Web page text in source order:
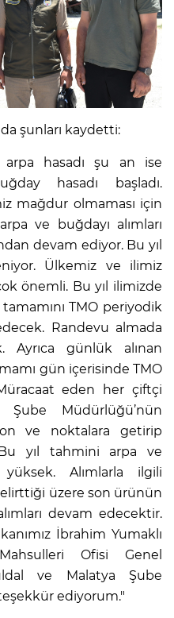
şunları kaydetti:
hasadı şu an ise
hasadı başladı.
mağdur olmaması için
ve buğdayı alımları
devam ediyor. Bu yıl
Ülkemiz ve ilimiz
önemli. Bu yıl ilimizde
TMO periyodik
Randevu almada
Ayrıca günlük alınan
gün içerisinde TMO
eden her çiftçi
Müdürlüğü’nün
ve noktalara getirip
yıl tahmini arpa ve
Alımlarla ilgili
üzere son ürünün
devam edecektir.
İbrahim Yumaklı
Ofisi Genel
ve Malatya Şube
ediyorum."